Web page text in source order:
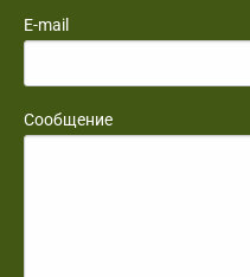
E-mail
Сообщение